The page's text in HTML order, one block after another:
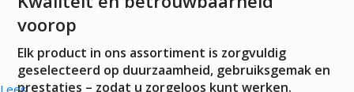
voorop
Elk product in ons assortiment is zorgvuldig
geselecteerd op duurzaamheid, gebruiksgemak en
prestaties – zodat u zorgeloos kunt werken.
Lees